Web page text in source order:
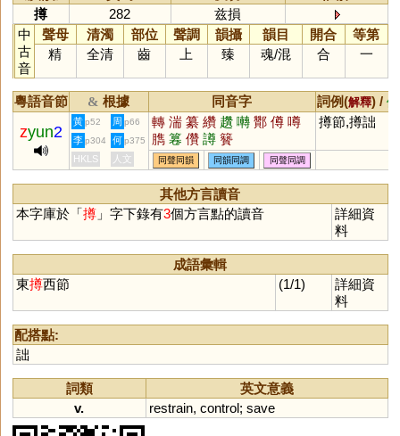
撙
282
兹損
中
古
音
聲母 清濁 部位 聲調 韻攝 韻目 開合
等第
精
全清 齒 上 臻 魂/混 合 一
粵語音節 & 根據 同音字 詞例(解釋) /
zyun2
黃 p52 周 p66 轉 湍 纂 纘 趲 囀 酇 僔 噂
臇 篹 儹 譐 籫
撙節,撙詘
李 p304 何 p375
HKLS 人文 同聲同韻 同韻同調 同聲同調
其他方言讀音
本字庫於「撙」字下錄有3個方言點的讀音
詳細資
料
成語彙輯
東撙西節 (1/1)
詳細資
料
配搭點:
詘
詞類
英文意義
v.
restrain, control; save